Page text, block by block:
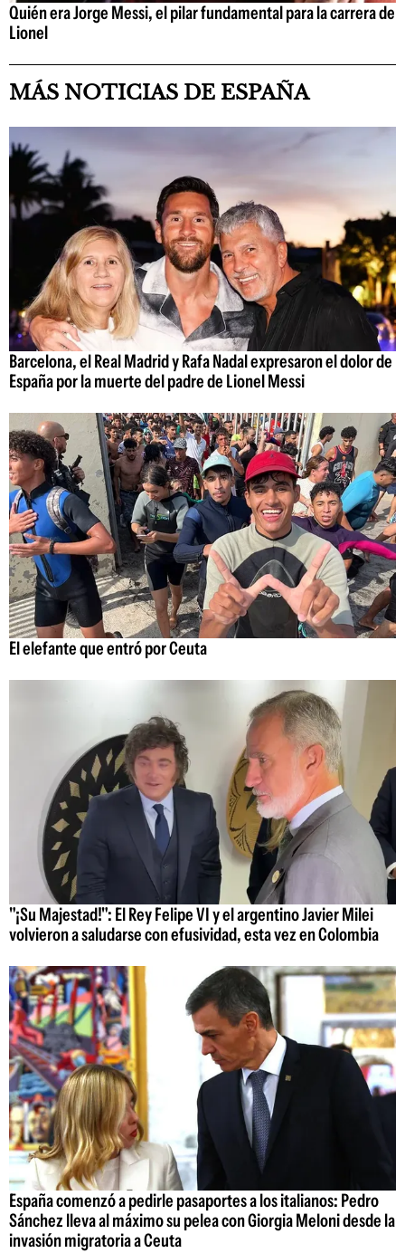
Quién era Jorge Messi, el pilar fundamental para la carrera de
Lionel
MÁS NOTICIAS DE ESPAÑA
Barcelona, el Real Madrid y Rafa Nadal expresaron el dolor de
España por la muerte del padre de Lionel Messi
El elefante que entró por Ceuta
"¡Su Majestad!": El Rey Felipe VI y el argentino Javier Milei
volvieron a saludarse con efusividad, esta vez en Colombia
España comenzó a pedirle pasaportes a los italianos: Pedro
Sánchez lleva al máximo su pelea con Giorgia Meloni desde la
invasión migratoria a Ceuta